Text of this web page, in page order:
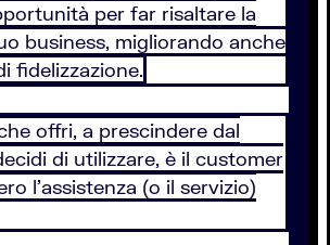
per far risaltare la
business, migliorando anche
fidelizzazione.
offri, a prescindere dal
di utilizzare, è il customer
l’assistenza (o il servizio)